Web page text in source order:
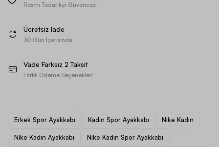
Resmi Tedarikçi Güvencesi
Ücretsiz İade
30 Gün İçerisinde
Vade Farksız 2 Taksit
Farklı Ödeme Seçenekleri
Erkek Spor Ayakkabı Kadın Spor Ayakkabı Nike Kadın
Nike Kadın Ayakkabı Nike Kadın Spor Ayakkabı